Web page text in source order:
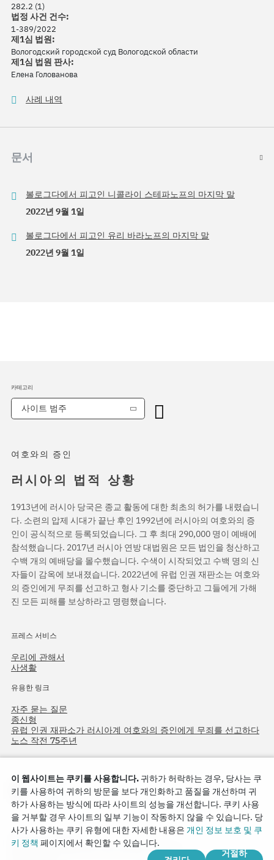
282.2 (1)
법정 사건 건수:
1-389/2022
제1심 법원:
Вологодский городской суд Вологодской области
제1심 법원 판사:
Елена Голованова
사례 내역
문서
볼로그다에서 피고인 니콜라이 스테파노프의 마지막 말
2022년 9월 1일
볼로그다에서 피고인 유리 바라노프의 마지막 말
2022년 9월 1일
여호와의 증인
러시아의 법적 상황
1913년에 러시아 당국은 종교 활동에 대한 최초의 허가를 내렸습니
다. 소련의 압제 시대가 끝난 후인 1992년에 러시아의 여호와의 증
인이 공식적으로 등록되었습니다. 그 후 최대 290,000 명이 예배에
참석했습니다. 2017년 러시아 연방 대법원은 모든 법인을 청산하고
수백 개의 예배당을 몰수했습니다. 수색이 시작되었고 수백 명의 신
자들이 감옥에 보내졌습니다. 2022년에 유럽 인권 재판소는 여호와
의 증인에게 무죄를 선고하고 형사 기소를 중단하고 그들에게 가해
진 모든 피해를 보상하라고 명령했습니다.
프레스 서비스
우리에 관해서
사생활
유용한 링크
자주 묻는 질문
종신형
유럽 인권 재판소가 러시아계 여호와의 증인에게 무죄를 선고하다
노스 작전 75주년
카테고리
사이트 범주
Copyright © 2026
Watch Tower Bible and Tract Society of Korea.
이 웹사이트는 쿠키를 사용합니다. 귀하가 허락하는 경우, 당사는 쿠
키를 사용하여 귀하의 방문을 보다 개인화하고 품질을 개선하며 귀
하가 사용하는 방식에 따라 사이트의 성능을 개선합니다. 쿠키 사용
을 거부할 경우 사이트의 일부 기능이 작동하지 않을 수 있습니다. 당
사가 사용하는 쿠키 유형에 대한 자세한 내용은 개인 정보 보호 및 쿠
키 정책 페이지에서 확인할 수 있습니다.
거절하